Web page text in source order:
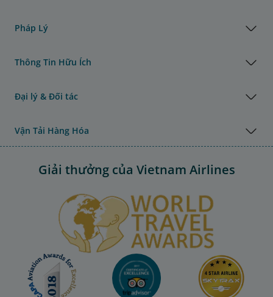
Pháp Lý
Thông Tin Hữu Ích
Đại lý & Đối tác
Vận Tải Hàng Hóa
Giải thưởng của Vietnam Airlines